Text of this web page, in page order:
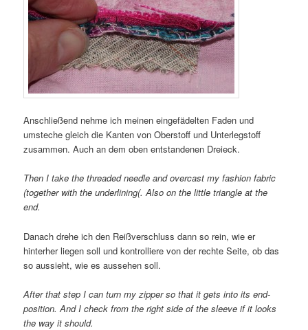
Anschließend nehme ich meinen eingefädelten Faden und
umsteche gleich die Kanten von Oberstoff und Unterlegstoff
zusammen. Auch an dem oben entstandenen Dreieck.
Then I take the threaded needle and overcast my fashion fabric
(together with the underlining(. Also on the little triangle at the
end.
Danach drehe ich den Reißverschluss dann so rein, wie er
hinterher liegen soll und kontrolliere von der rechte Seite, ob das
so aussieht, wie es aussehen soll.
After that step I can turn my zipper so that it gets into its end-
position. And I check from the right side of the sleeve if it looks
the way it should.